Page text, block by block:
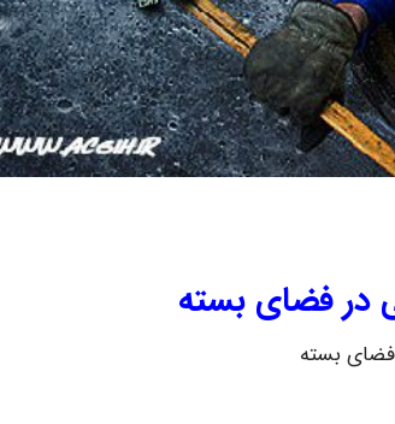
در فضای بسته
فضای بسته